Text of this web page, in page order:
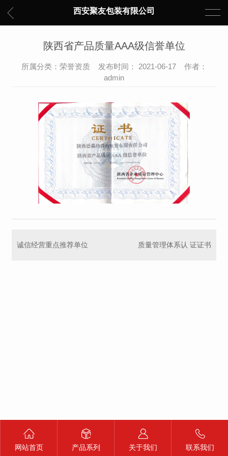
西安聚友包装有限公司
陕西省产品质量AAA级信誉单位
所属分类：荣誉资质 发布时间： 2021-06-17 作者：
admin
诚信经营重点推荐单位 质量管理体系认 证证书
网站首页 产品系列 关于我们 联系我们